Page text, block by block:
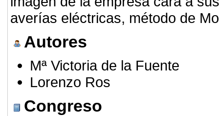
averías eléctricas, método de
Autores
Mª Victoria de la Fuente
Lorenzo Ros
Congreso